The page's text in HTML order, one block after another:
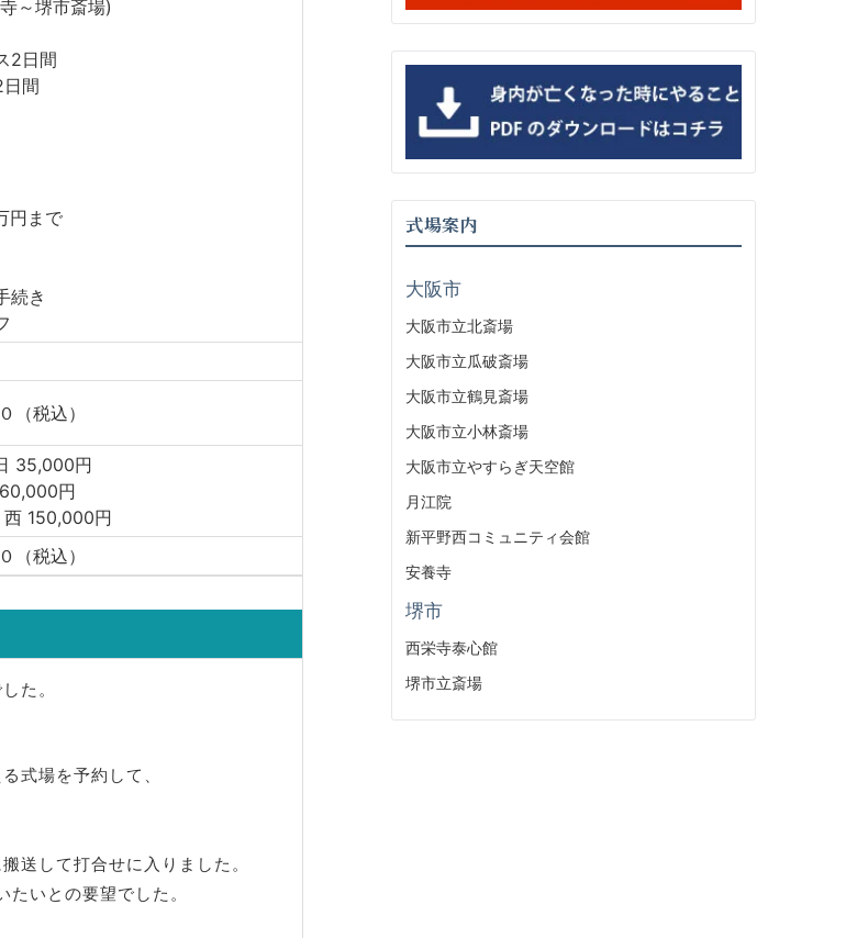
～堺市斎場)
2日間
日間
円まで
続き
（税込）
35,000円
円
150,000円
（税込）
た。
式場を予約して、
送して打合せに入りました。
いとの要望でした。
式場案内
大阪市
大阪市立北斎場
大阪市立瓜破斎場
大阪市立鶴見斎場
大阪市立小林斎場
大阪市立やすらぎ天空館
月江院
新平野西コミュニティ会館
安養寺
堺市
西栄寺泰心館
堺市立斎場